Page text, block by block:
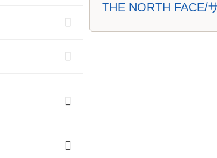
THE NORTH FACE/